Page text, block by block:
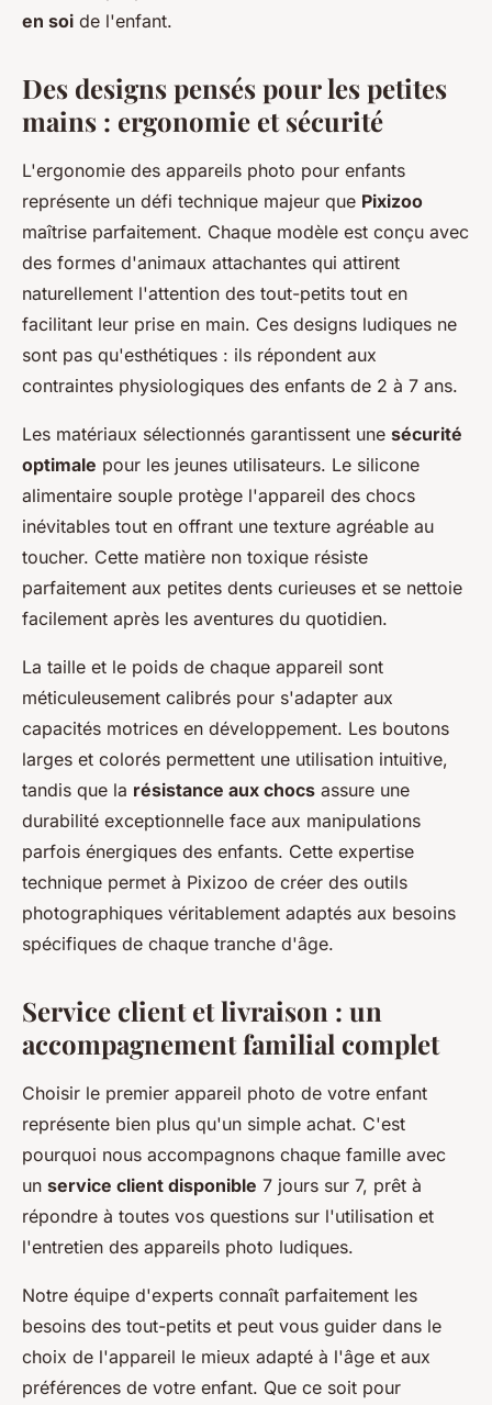
en soi de l'enfant.
Des designs pensés pour les petites
mains : ergonomie et sécurité
L'ergonomie des appareils photo pour enfants
représente un défi technique majeur que Pixizoo
maîtrise parfaitement. Chaque modèle est conçu avec
des formes d'animaux attachantes qui attirent
naturellement l'attention des tout-petits tout en
facilitant leur prise en main. Ces designs ludiques ne
sont pas qu'esthétiques : ils répondent aux
contraintes physiologiques des enfants de 2 à 7 ans.
Les matériaux sélectionnés garantissent une sécurité
optimale pour les jeunes utilisateurs. Le silicone
alimentaire souple protège l'appareil des chocs
inévitables tout en offrant une texture agréable au
toucher. Cette matière non toxique résiste
parfaitement aux petites dents curieuses et se nettoie
facilement après les aventures du quotidien.
La taille et le poids de chaque appareil sont
méticuleusement calibrés pour s'adapter aux
capacités motrices en développement. Les boutons
larges et colorés permettent une utilisation intuitive,
tandis que la résistance aux chocs assure une
durabilité exceptionnelle face aux manipulations
parfois énergiques des enfants. Cette expertise
technique permet à Pixizoo de créer des outils
photographiques véritablement adaptés aux besoins
spécifiques de chaque tranche d'âge.
Service client et livraison : un
accompagnement familial complet
Choisir le premier appareil photo de votre enfant
représente bien plus qu'un simple achat. C'est
pourquoi nous accompagnons chaque famille avec
un service client disponible 7 jours sur 7, prêt à
répondre à toutes vos questions sur l'utilisation et
l'entretien des appareils photo ludiques.
Notre équipe d'experts connaît parfaitement les
besoins des tout-petits et peut vous guider dans le
choix de l'appareil le mieux adapté à l'âge et aux
préférences de votre enfant. Que ce soit pour